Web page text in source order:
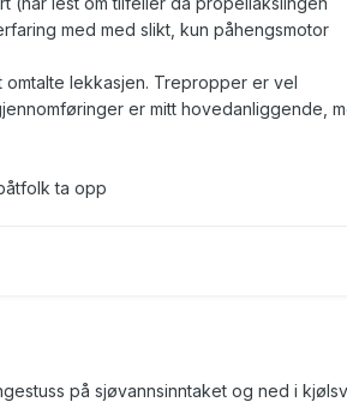
med med slikt, kun påhengsmotor
lekkasjen. Trepropper er vel
er mitt hovedanliggende,
ta opp
på sjøvannsinntaket og ned i